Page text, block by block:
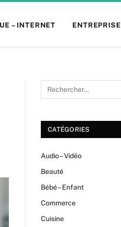
– INTERNET ENTREPRISE
CATÉGORIES
Audio – Vidéo
Beauté
Bébé – Enfant
Commerce
Cuisine